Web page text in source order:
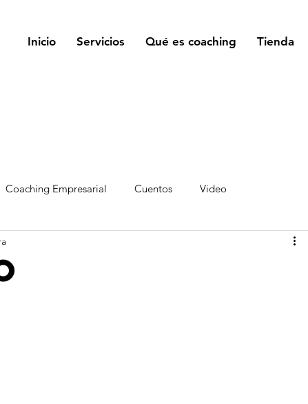
Inicio Servicios Qué es coaching Tienda
Coaching Empresarial Cuentos Video